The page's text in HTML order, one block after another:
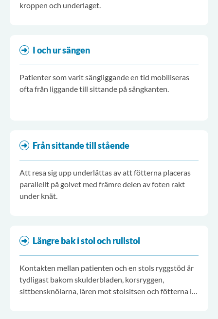
kroppen och underlaget.
I och ur sängen
Patienter som varit sängliggande en tid mobiliseras
ofta från liggande till sittande på sängkanten.
Från sittande till stående
Att resa sig upp underlättas av att fötterna placeras
parallellt på golvet med främre delen av foten rakt
under knät.
Längre bak i stol och rullstol
Kontakten mellan patienten och en stols ryggstöd är
tydligast bakom skulderbladen, korsryggen,
sittbensknölarna, låren mot stolsitsen och fötterna i